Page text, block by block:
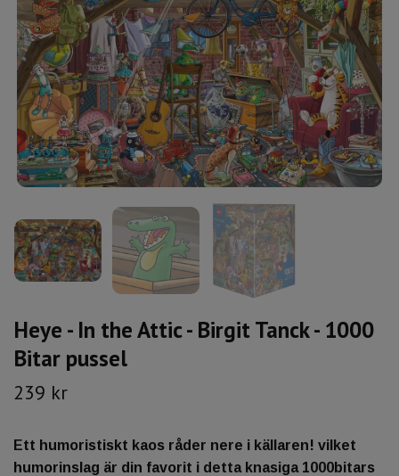
Heye - In the Attic - Birgit Tanck - 1000
Bitar pussel
239 kr
Ett humoristiskt kaos råder nere i källaren! vilket
humorinslag är din favorit i detta knasiga 1000bitars